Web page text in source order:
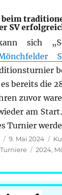
beim
SV
sich
bereits die
zuvor
am
Turnier
Veröffentlicht
am
9. Mai 2024
2024,